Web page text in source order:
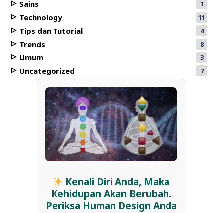
Sains 1
Technology 11
Tips dan Tutorial 4
Trends 8
Umum 3
Uncategorized 7
Kenali Diri Anda, Maka
Kehidupan Akan Berubah.
Periksa Human Design Anda